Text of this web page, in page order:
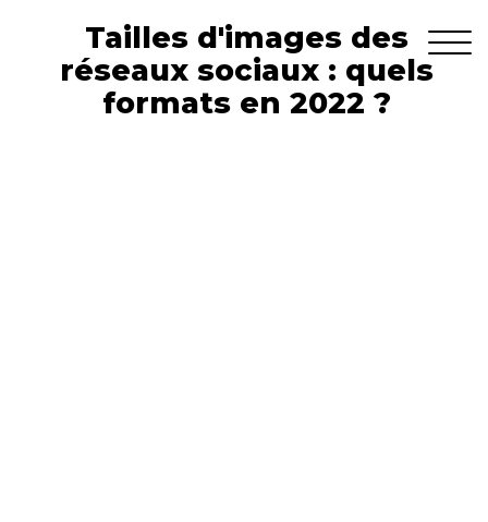
Tailles d'images des
réseaux sociaux : quels
formats en 2022 ?